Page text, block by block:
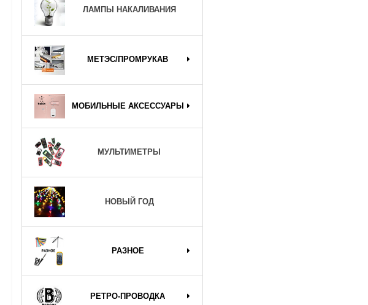
ЛАМПЫ НАКАЛИВАНИЯ
МЕТЭС/ПРОМРУКАВ
МОБИЛЬНЫЕ АКСЕССУАРЫ
МУЛЬТИМЕТРЫ
НОВЫЙ ГОД
РАЗНОЕ
РЕТРО-ПРОВОДКА